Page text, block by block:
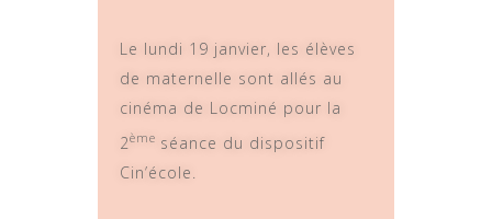
Le lundi 19 janvier, les élèves
de maternelle sont allés au
cinéma de Locminé pour la
2ème séance du dispositif
Cin’école.